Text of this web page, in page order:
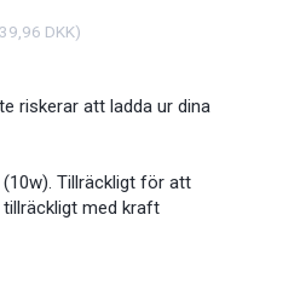
DKK)
riskerar att ladda ur dina
Tillräckligt för att
med kraft